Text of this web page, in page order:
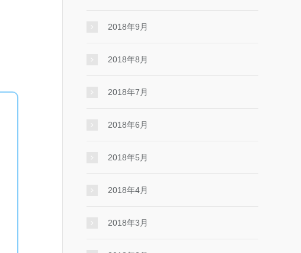
2018年9月
2018年8月
2018年7月
2018年6月
2018年5月
2018年4月
2018年3月